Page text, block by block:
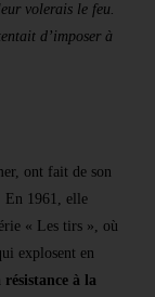
volerais le feu.
d’imposer à
ont fait de son
En 1961, elle
« Les tirs », où
explosent en
résistance à la